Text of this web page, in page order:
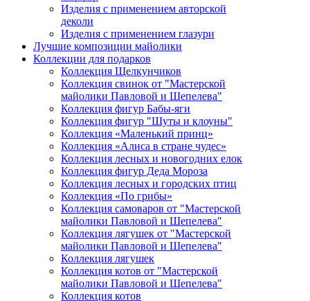
Изделия с применением авторской
деколи
Изделия с применением глазури
Лучшие композиции майолики
Коллекции для подарков
Коллекция Щелкунчиков
Коллекция свинок от "Мастерской
майолики Павловой и Шепелева"
Коллекция фигур Бабы-яги
Коллекция фигур "Шуты и клоуны"
Коллекция «Маленький принц»
Коллекция «Алиса в стране чудес»
Коллекция лесных и новогодних елок
Коллекция фигур Деда Мороза
Коллекция лесных и городских птиц
Коллекция «По грибы»
Коллекция самоваров от "Мастерской
майолики Павловой и Шепелева"
Коллекция лягушек от "Мастерской
майолики Павловой и Шепелева"
Коллекция лягушек
Коллекция котов от "Мастерской
майолики Павловой и Шепелева"
Коллекция котов